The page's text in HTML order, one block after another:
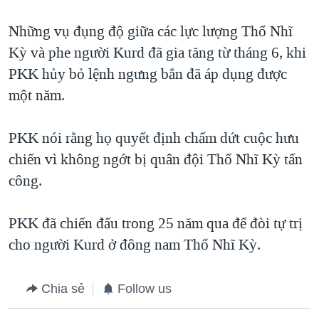
Những vụ đụng độ giữa các lực lượng Thổ Nhĩ
Kỳ và phe người Kurd đã gia tăng từ tháng 6, khi
PKK hủy bỏ lệnh ngưng bắn đã áp dụng được
một năm.
PKK nói rằng họ quyết định chấm dứt cuộc hưu
chiến vì không ngớt bị quân đội Thổ Nhĩ Kỳ tấn
công.
PKK đã chiến đấu trong 25 năm qua để đòi tự trị
cho người Kurd ở đông nam Thổ Nhĩ Kỳ.
Chia sẻ Follow us